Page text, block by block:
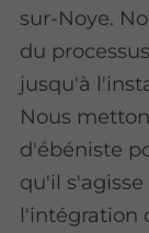
sur-Noye.
du
jusqu'à
Nous
d'ébéniste
qu'il
l'intégration